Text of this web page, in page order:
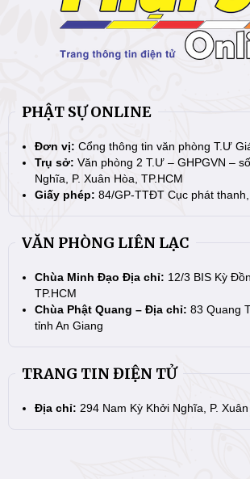
PHẬT SỰ ONLINE
Đơn vị: Cổng thông tin văn phòng T.Ư
Trụ sở: Văn phòng 2 T.Ư – GHPGVN –
Nghĩa, P. Xuân Hòa, TP.HCM
Giấy phép: 84/GP-TTĐT Cục phát
VĂN PHÒNG LIÊN LẠC
Chùa Minh Đạo Địa chỉ: 12/3 BIS Kỳ
TP.HCM
Chùa Phật Quang – Địa chỉ: 83 Quang
tỉnh An Giang
TRANG TIN ĐIỆN TỬ
Địa chỉ: 294 Nam Kỳ Khởi Nghĩa, P.